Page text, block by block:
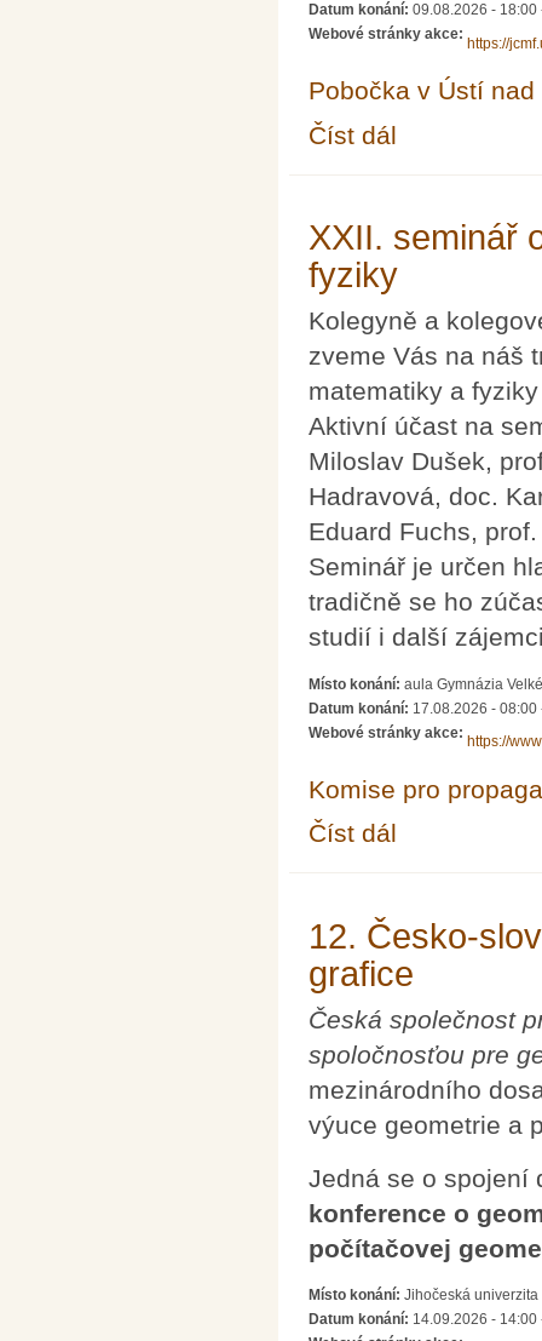
Datum konání: 09.08.2026 - 18:00
Webové stránky akce:
https://
Pobočka v Ústí nad
Číst dál
XXII. seminář
fyziky
Kolegyně a
zveme Vás na náš
matematiky a
Aktivní účast na
Miloslav Dušek,
Hadravová, doc.
Eduard Fuchs,
Seminář je určen
tradičně se ho
studií i další
Místo konání: aula Gymnázia
Datum konání: 17.08.2026 - 08:00
Webové stránky akce:
https://
Komise pro
Číst dál
12. Česko-
grafice
Česká společnost
spoločnosťou pre
mezinárodního
výuce geometrie a
Jedná se o spojení
konference o
počítačovej
Místo konání: Jihočeská
Datum konání: 14.09.2026 - 14:00